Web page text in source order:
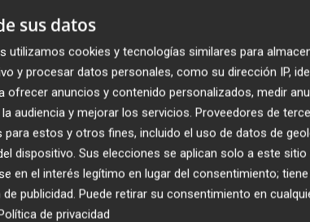
22, el Valencia ha echado mano de un color
y hasta los años 70. El 'rojo Torino' acompaño
Copa de 1934.
pantalones y medias. En la parte
abstracto desde el cuello hasta la base, una
sus datos
utilizamos cookies y tecnologías similares para
y procesar datos personales, como su dirección IP,
ofrecer anuncios y contenido personalizados, medir
audiencia y mejorar los servicios. Proveedores de
estos y otros fines, incluido el uso de datos de
dispositivo. Sus elecciones se aplican solo a este sitio
en el interés legítimo en lugar del consentimiento;
publicidad. Puede retirar su consentimiento en
de privacidad